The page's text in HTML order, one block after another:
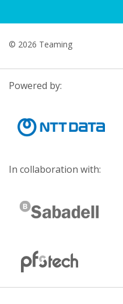
© 2026 Teaming
Powered by:
In collaboration with: